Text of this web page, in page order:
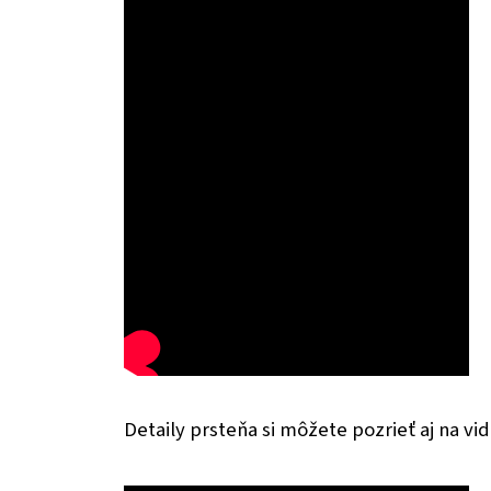
Detaily prsteňa si môžete pozrieť aj na